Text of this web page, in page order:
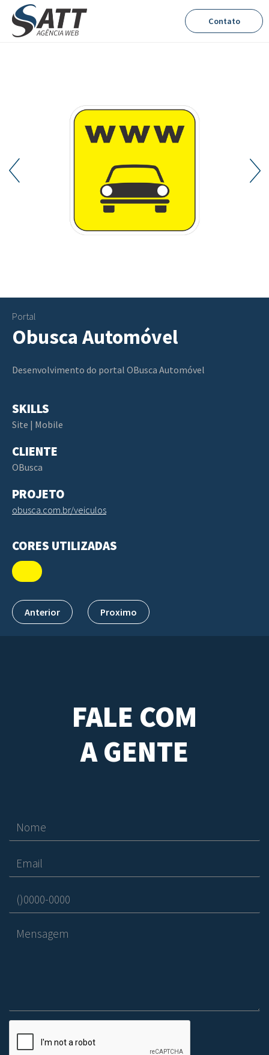
Contato
Portal
Obusca Automóvel
Desenvolvimento do portal OBusca Automóvel
SKILLS
Site | Mobile
CLIENTE
OBusca
PROJETO
obusca.com.br/veiculos
CORES UTILIZADAS
Anterior Proximo
FALE COM
A GENTE